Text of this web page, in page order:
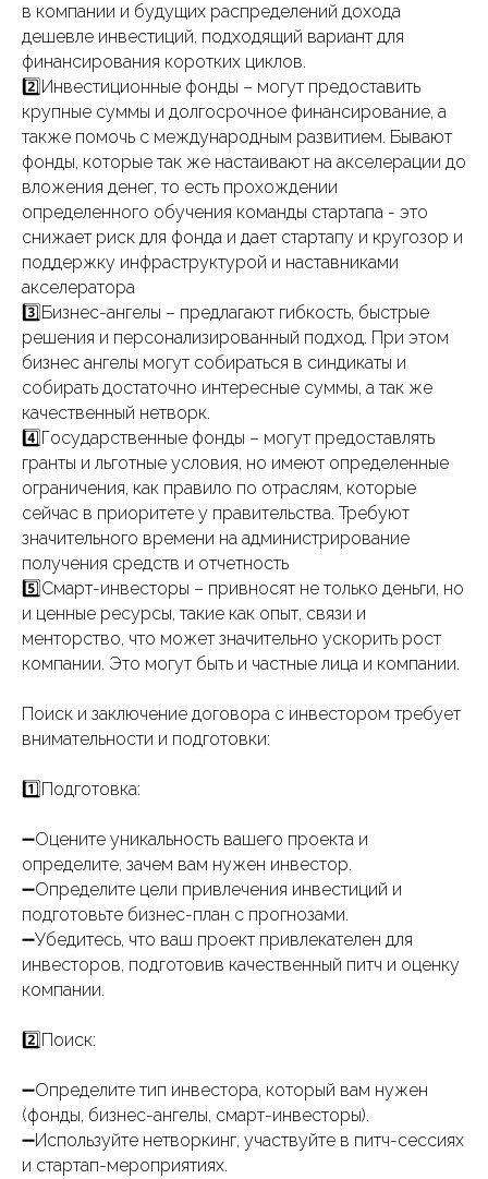
в компании и будущих распределений дохода
дешевле инвестиций, подходящий вариант для
финансирования коротких циклов.
2️⃣Инвестиционные фонды – могут предоставить
крупные суммы и долгосрочное финансирование, а
также помочь с международным развитием. Бывают
фонды, которые так же настаивают на акселерации до
вложения денег, то есть прохождении
определенного обучения команды стартапа - это
снижает риск для фонда и дает стартапу и кругозор и
поддержку инфраструктурой и наставниками
акселератора
3️⃣Бизнес-ангелы – предлагают гибкость, быстрые
решения и персонализированный подход. При этом
бизнес ангелы могут собираться в синдикаты и
собирать достаточно интересные суммы, а так же
качественный нетворк.
4️⃣Государственные фонды – могут предоставлять
гранты и льготные условия, но имеют определенные
ограничения, как правило по отраслям, которые
сейчас в приоритете у правительства. Требуют
значительного времени на администрирование
получения средств и отчетность
5️⃣Смарт-инвесторы – привносят не только деньги, но
и ценные ресурсы, такие как опыт, связи и
менторство, что может значительно ускорить рост
компании. Это могут быть и частные лица и компании.
Поиск и заключение договора с инвестором требует
внимательности и подготовки:
1️⃣Подготовка:
➖Оцените уникальность вашего проекта и
определите, зачем вам нужен инвестор.
➖Определите цели привлечения инвестиций и
подготовьте бизнес-план с прогнозами.
➖Убедитесь, что ваш проект привлекателен для
инвесторов, подготовив качественный питч и оценку
компании.
2️⃣Поиск:
➖Определите тип инвестора, который вам нужен
(фонды, бизнес-ангелы, смарт-инвесторы).
➖Используйте нетворкинг, участвуйте в питч-сессиях
и стартап-мероприятиях.